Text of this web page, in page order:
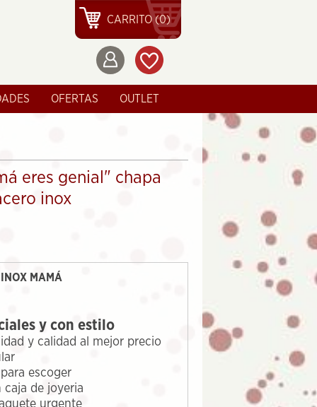
CARRITO (0)
OFERTAS OUTLET
eres genial" chapa
inox
MAMÁ
y con estilo
y calidad al mejor precio
escoger
caja de joyeria
urgente